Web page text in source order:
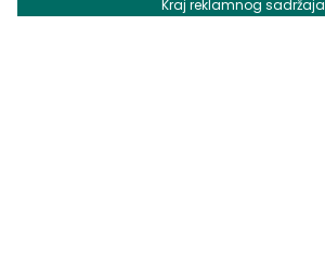
Kraj reklamnog sadržaja